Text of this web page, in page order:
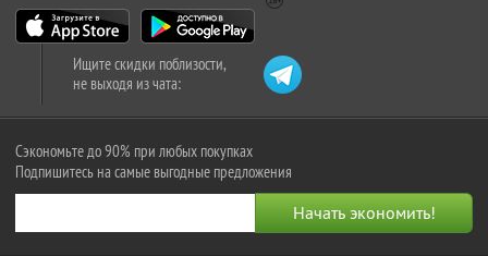
Ищите скидки поблизости,
не выходя из чата:
Сэкономьте до 90% при любых покупках
Подпишитесь на самые выгодные предложения